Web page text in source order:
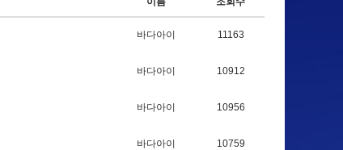
바다아이 11163
바다아이 10912
바다아이 10956
바다아이 10759